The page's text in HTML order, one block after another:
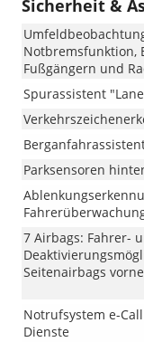
Sicherheit &
Notbremsfunktion,
Fußgängern und
Spurassistent
Parksensoren
7 Airbags: Fahrer-
Seitenairbags
Notrufsystem e-
Dienste